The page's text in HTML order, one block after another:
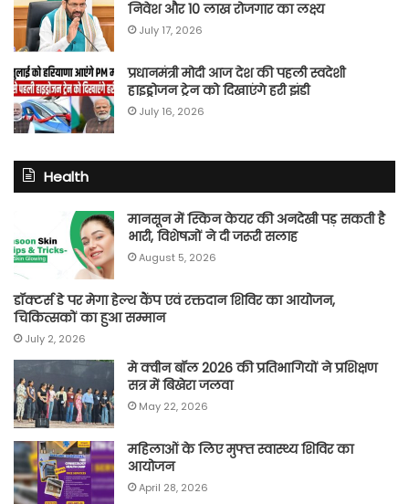
निवेश और 10 लाख रोजगार का लक्ष्य
July 17, 2026
प्रधानमंत्री मोदी आज देश की पहली स्वदेशी
हाइड्रोजन ट्रेन को दिखाएंगे हरी झंडी
July 16, 2026
Health
मानसून में स्किन केयर की अनदेखी पड़ सकती है
भारी, विशेषज्ञों ने दी जरूरी सलाह
August 5, 2026
डॉक्टर्स डे पर मेगा हेल्थ कैंप एवं रक्तदान शिविर का आयोजन,
चिकित्सकों का हुआ सम्मान
July 2, 2026
मे क्वीन बॉल 2026 की प्रतिभागियों ने प्रशिक्षण
सत्र में बिखेरा जलवा
May 22, 2026
महिलाओं के लिए मुफ्त स्वास्थ्य शिविर का
आयोजन
April 28, 2026